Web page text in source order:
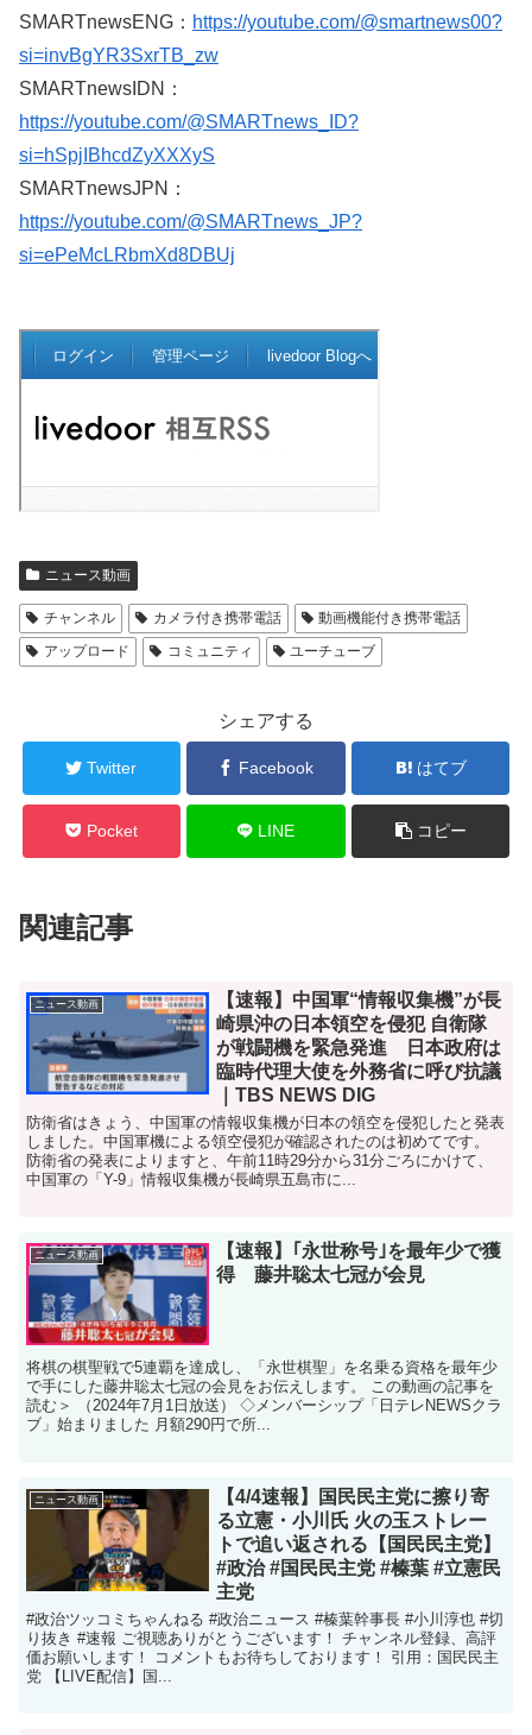
SMARTnewsENG： https://youtube.com/@smartnews00?
si=invBgYR3SxrTB_zw
SMARTnewsIDN：
https://youtube.com/@SMARTnews_ID?
si=hSpjIBhcdZyXXXyS
SMARTnewsJPN：
https://youtube.com/@SMARTnews_JP?
si=ePeMcLRbmXd8DBUj
ニュース動画
チャンネル カメラ付き携帯電話
動画機能付き携帯電話
アップロード
コミュニティ ユーチューブ
シェアする
Twitter Facebook はてブ
Pocket LINE コピー
関連記事
ニュース動画
【速報】中国軍“情報収集機”が長
崎県沖の日本領空を侵犯 自衛隊
が戦闘機を緊急発進 日本政府は
臨時代理大使を外務省に呼び抗議
｜TBS NEWS DIG
防衛省はきょう、中国軍の情報収集機が日本の領空を侵犯したと発表
しました。中国軍機による領空侵犯が確認されたのは初めてです。
防衛省の発表によりますと、午前11時29分から31分ごろにかけて、
中国軍の「Y-9」情報収集機が長崎県五島市に...
ニュース動画
【速報】｢永世称号｣を最年少で獲
得 藤井聡太七冠が会見
将棋の棋聖戦で5連覇を達成し、「永世棋聖」を名乗る資格を最年少
で手にした藤井聡太七冠の会見をお伝えします。 この動画の記事を
読む＞ （2024年7月1日放送） ◇メンバーシップ「日テレNEWSクラ
ブ」始まりました 月額290円で所...
ニュース動画
【4/4速報】国民民主党に擦り寄
る立憲・小川氏 火の玉ストレー
トで追い返される【国民民主党】
#政治 #国民民主党 #榛葉 #立憲民
主党
#政治ツッコミちゃんねる #政治ニュース #榛葉幹事長 #小川淳也 #切
り抜き #速報 ご視聴ありがとうございます！ チャンネル登録、高評
価お願いします！ コメントもお待ちしております！ 引用：国民民主
党 【LIVE配信】国...